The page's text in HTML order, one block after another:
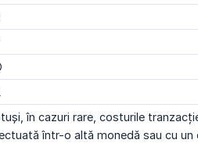
în cazuri rare, costurile
într-o altă monedă sau cu